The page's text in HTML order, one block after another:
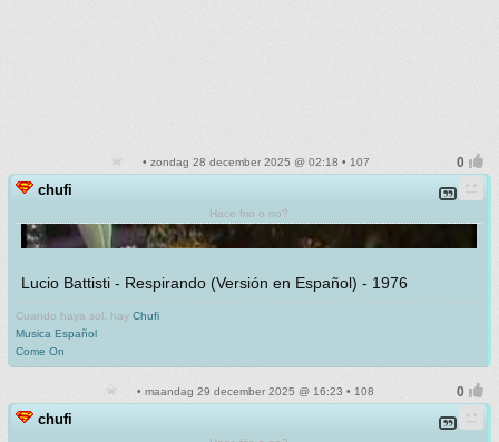
• zondag 28 december 2025 @ 02:18 • 107
chufi
Hace frio o no?
Lucio Battisti - Respirando (Versión en Español) - 1976
Cuando haya sol, hay Chufi
Musica Español
Come On
• maandag 29 december 2025 @ 16:23 • 108
chufi